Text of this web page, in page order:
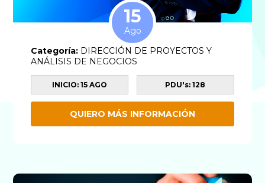
15
Ago
Categoría: DIRECCIÓN DE PROYECTOS Y
ANÁLISIS DE NEGOCIOS
INICIO: 15 AGO PDU's: 128
QUIERO MÁS INFORMACIÓN